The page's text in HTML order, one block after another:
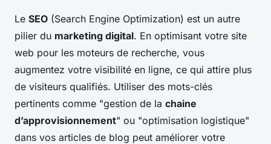
Le SEO (Search Engine Optimization) est un autre
pilier du marketing digital. En optimisant votre site
web pour les moteurs de recherche, vous
augmentez votre visibilité en ligne, ce qui attire plus
de visiteurs qualifiés. Utiliser des mots-clés
pertinents comme "gestion de la chaine
d’approvisionnement" ou "optimisation logistique"
dans vos articles de blog peut améliorer votre